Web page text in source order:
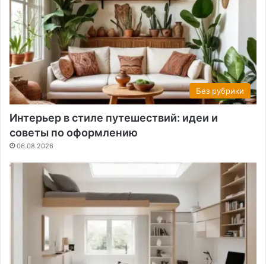
Без рубрики
Интерьер в стиле путешествий: идеи и
советы по оформлению
06.08.2026